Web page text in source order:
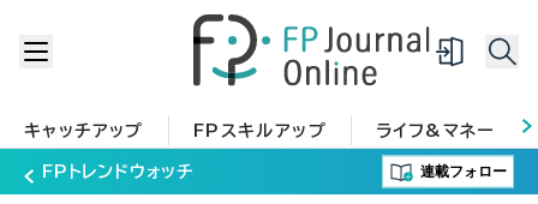
キャッチアップ FPスキルアップ ライフ&マネー
FPトレンドウォッチ 連載フォロー